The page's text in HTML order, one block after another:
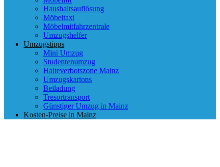
Haushaltsauflösung
Möbeltaxi
Möbelmitfahrzentrale
Umzugshelfer
Umzugstipps
Mini Umzug
Studentenumzug
Halteverbotszone Mainz
Umzugskartons
Beiladung
Tresortransport
Günstiger Umzug in Mainz
Kosten-Preise in Mainz